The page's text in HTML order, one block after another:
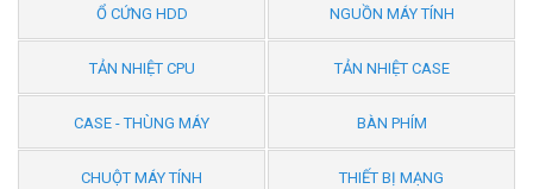
Ổ CỨNG HDD NGUỒN MÁY TÍNH
TẢN NHIỆT CPU TẢN NHIỆT CASE
CASE - THÙNG MÁY BÀN PHÍM
CHUỘT MÁY TÍNH THIẾT BỊ MẠNG